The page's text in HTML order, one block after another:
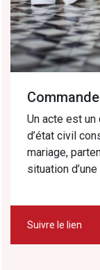
Un acte est un
d’état civil
mariage,
situation
Suivre le lien